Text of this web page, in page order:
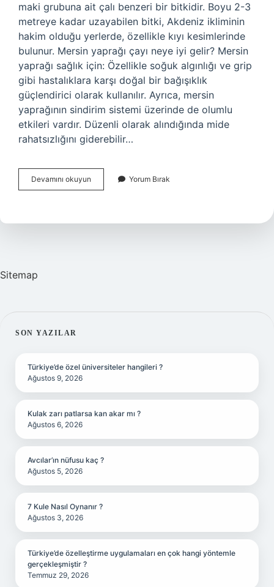
maki grubuna ait çalı benzeri bir bitkidir. Boyu 2-3
metreye kadar uzayabilen bitki, Akdeniz ikliminin
hakim olduğu yerlerde, özellikle kıyı kesimlerinde
bulunur. Mersin yaprağı çayı neye iyi gelir? Mersin
yaprağı sağlık için: Özellikle soğuk algınlığı ve grip
gibi hastalıklara karşı doğal bir bağışıklık
güçlendirici olarak kullanılır. Ayrıca, mersin
yaprağının sindirim sistemi üzerinde de olumlu
etkileri vardır. Düzenli olarak alındığında mide
rahatsızlığını giderebilir…
Devamını okuyun
Ağacı
Şey
Yorum Bırak
Sitemap
SIDEBAR
SON YAZILAR
Türkiye’de özel üniversiteler hangileri ?
Ağustos 9, 2026
Kulak zarı patlarsa kan akar mı ?
Ağustos 6, 2026
Avcılar’ın nüfusu kaç ?
Ağustos 5, 2026
7 Kule Nasıl Oynanır ?
Ağustos 3, 2026
Türkiye’de özelleştirme uygulamaları en çok hangi yöntemle
gerçekleşmiştir ?
Temmuz 29, 2026